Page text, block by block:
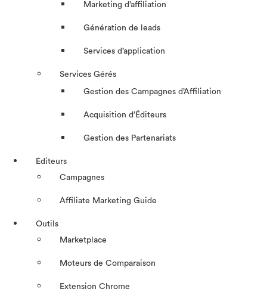
Marketing d’affiliation
Génération de leads
Services d’application
Services Gérés
Gestion des Campagnes d’Affiliation​
Acquisition d’Éditeurs
Gestion des Partenariats
Éditeurs
Campagnes
Affiliate Marketing Guide
Outils
Marketplace
Moteurs de Comparaison
Extension Chrome